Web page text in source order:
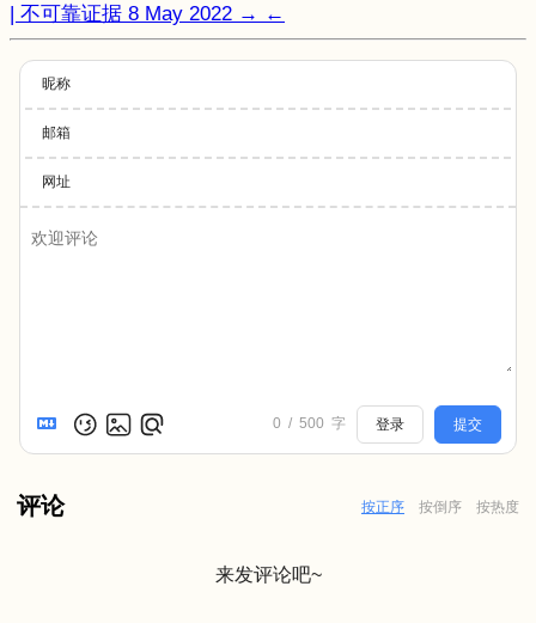
| 不可靠证据 8 May 2022 → ←
昵称
邮箱
网址
0 / 500 字 登录 提交
评论 按正序 按倒序 按热度
来发评论吧~